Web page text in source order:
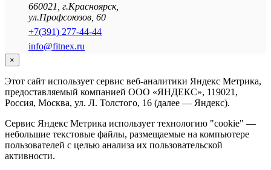
660021 г.Красноярск,
ул.Профсоюзов, 60
+7(391) 277-44-44
info@fitnex.ru
×
Этот сайт использует сервис веб-аналитики Яндекс Метрика,
предоставляемый компанией ООО «ЯНДЕКС», 119021,
Россия, Москва, ул. Л. Толстого, 16 (далее — Яндекс).
Сервис Яндекс Метрика использует технологию "cookie" —
небольшие текстовые файлы, размещаемые на компьютере
пользователей с целью анализа их пользовательской
активности.